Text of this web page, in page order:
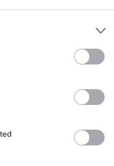
– még